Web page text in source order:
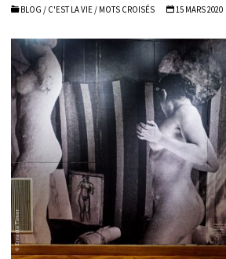
BLOG / C'EST LA VIE / MOTS CROISÉS 15 MARS 2020